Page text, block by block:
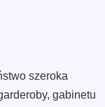
szeroka
gabinetu